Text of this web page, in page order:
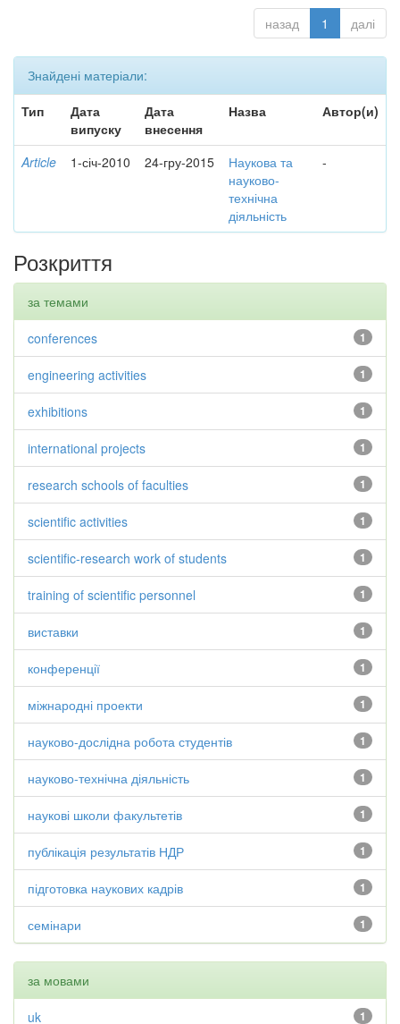
назад 1 далі
Знайдені матеріали:
Тип
Дата
випуску
Дата
внесення
Назва Автор(и)
Article 1-січ-2010 24-гру-2015
Наукова та
науково-
технічна
діяльність
-
Розкриття
за темами
1
conferences
1
engineering activities
1
exhibitions
1
international projects
1
research schools of faculties
1
scientific activities
1
scientific-research work of students
1
training of scientific personnel
1
виставки
1
конференції
1
міжнародні проекти
1
науково-дослідна робота студентів
1
науково-технічна діяльність
1
наукові школи факультетів
1
публікація результатів НДР
1
підготовка наукових кадрів
1
семінари
за мовами
1
uk